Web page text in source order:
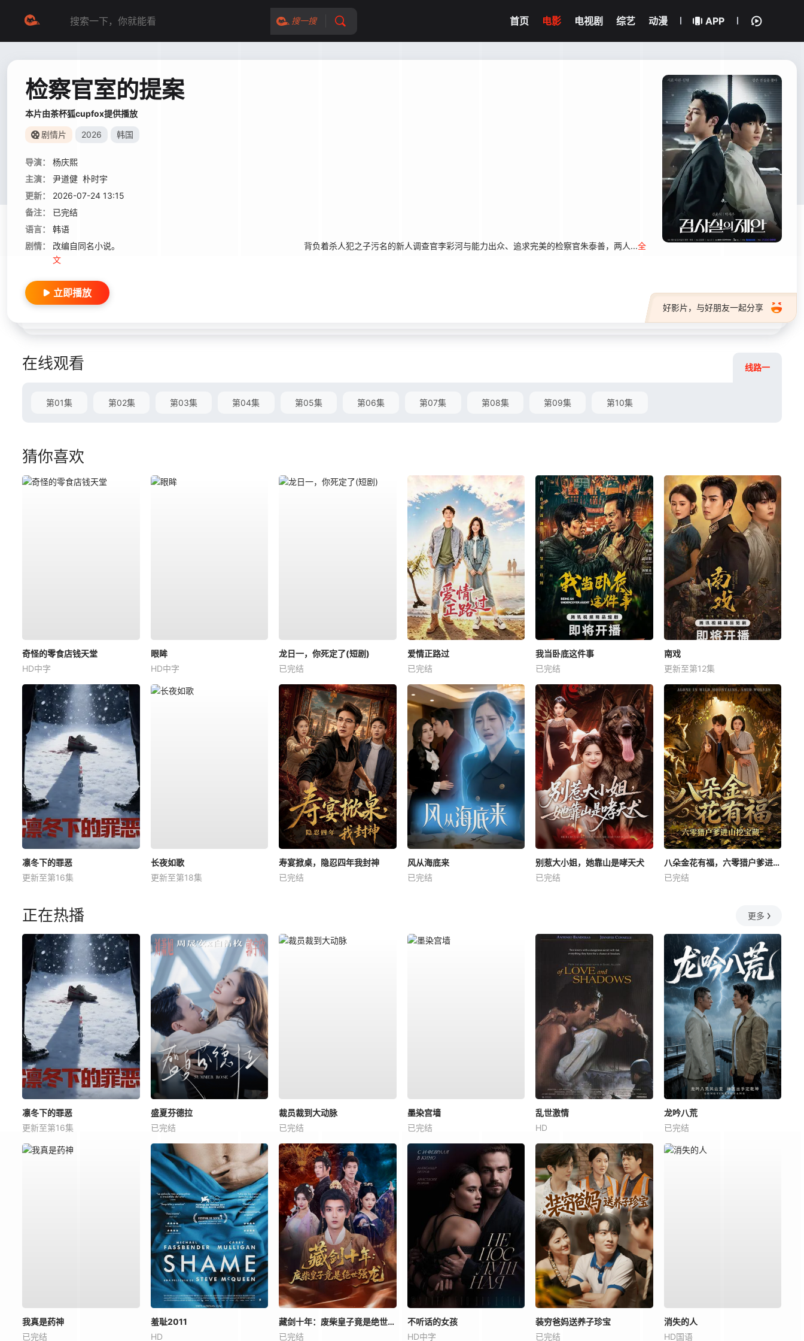
搜一搜 首页 电影 电视剧 综艺 动漫 APP
检察官室的提案
本片由茶杯狐cupfox提供播放
剧情片 2026 韩国
导演：
杨庆熙
主演：
尹道健 朴时宇
更新：
2026-07-24 13:15
备注：
已完结
语言：
韩语
剧情：
改编自同名小说。 背负着杀人犯之子污名的新人调查官李彩河与能力出众、追求完美的检察官朱泰善，两人...全
文
好影片，与好朋友一起分享
立即播放
在线观看 线路一
第01集 第02集 第03集 第04集 第05集 第06集 第07集 第08集 第09集 第10集
猜你喜欢
奇怪的零食店钱天堂
HD中字
眼眸
HD中字
龙日一，你死定了(短剧)
已完结
爱情正路过
已完结
我当卧底这件事
已完结
南戏
更新至第12集
凛冬下的罪恶
更新至第16集
长夜如歌
更新至第18集
寿宴掀桌，隐忍四年我封神
已完结
风从海底来
已完结
别惹大小姐，她靠山是哮天犬
已完结
八朵金花有福，六零猎户爹进山挖宝藏
已完结
正在热播 更多
凛冬下的罪恶
更新至第16集
盛夏芬德拉
已完结
裁员裁到大动脉
已完结
墨染宫墙
已完结
乱世激情
HD
龙吟八荒
已完结
我真是药神
已完结
羞耻2011
HD
藏剑十年：废柴皇子竟是绝世强龙
已完结
不听话的女孩
HD中字
装穷爸妈送养子珍宝
已完结
消失的人
HD国语